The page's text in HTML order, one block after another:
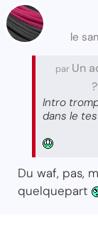
le
par Un
Intro
dans le
Du waf, pas,
quelquepart